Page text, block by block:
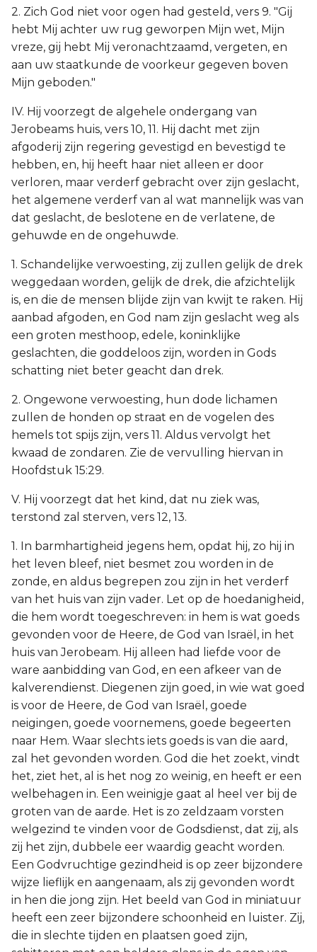
2. Zich God niet voor ogen had gesteld, vers 9. "Gij
hebt Mij achter uw rug geworpen Mijn wet, Mijn
vreze, gij hebt Mij veronachtzaamd, vergeten, en
aan uw staatkunde de voorkeur gegeven boven
Mijn geboden."
IV. Hij voorzegt de algehele ondergang van
Jerobeams huis, vers 10, 11. Hij dacht met zijn
afgoderij zijn regering gevestigd en bevestigd te
hebben, en, hij heeft haar niet alleen er door
verloren, maar verderf gebracht over zijn geslacht,
het algemene verderf van al wat mannelijk was van
dat geslacht, de beslotene en de verlatene, de
gehuwde en de ongehuwde.
1. Schandelijke verwoesting, zij zullen gelijk de drek
weggedaan worden, gelijk de drek, die afzichtelijk
is, en die de mensen blijde zijn van kwijt te raken. Hij
aanbad afgoden, en God nam zijn geslacht weg als
een groten mesthoop, edele, koninklijke
geslachten, die goddeloos zijn, worden in Gods
schatting niet beter geacht dan drek.
2. Ongewone verwoesting, hun dode lichamen
zullen de honden op straat en de vogelen des
hemels tot spijs zijn, vers 11. Aldus vervolgt het
kwaad de zondaren. Zie de vervulling hiervan in
Hoofdstuk 15:29.
V. Hij voorzegt dat het kind, dat nu ziek was,
terstond zal sterven, vers 12, 13.
1. In barmhartigheid jegens hem, opdat hij, zo hij in
het leven bleef, niet besmet zou worden in de
zonde, en aldus begrepen zou zijn in het verderf
van het huis van zijn vader. Let op de hoedanigheid,
die hem wordt toegeschreven: in hem is wat goeds
gevonden voor de Heere, de God van Israël, in het
huis van Jerobeam. Hij alleen had liefde voor de
ware aanbidding van God, en een afkeer van de
kalverendienst. Diegenen zijn goed, in wie wat goed
is voor de Heere, de God van Israël, goede
neigingen, goede voornemens, goede begeerten
naar Hem. Waar slechts iets goeds is van die aard,
zal het gevonden worden. God die het zoekt, vindt
het, ziet het, al is het nog zo weinig, en heeft er een
welbehagen in. Een weinigje gaat al heel ver bij de
groten van de aarde. Het is zo zeldzaam vorsten
welgezind te vinden voor de Godsdienst, dat zij, als
zij het zijn, dubbele eer waardig geacht worden.
Een Godvruchtige gezindheid is op zeer bijzondere
wijze lieflijk en aangenaam, als zij gevonden wordt
in hen die jong zijn. Het beeld van God in miniatuur
heeft een zeer bijzondere schoonheid en luister. Zij,
die in slechte tijden en plaatsen goed zijn,